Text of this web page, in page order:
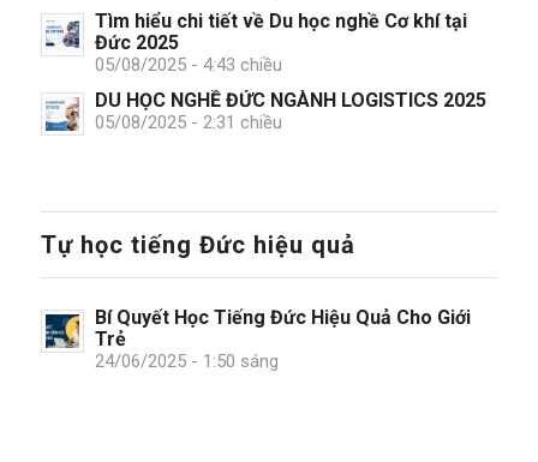
Tìm hiểu chi tiết về Du học nghề Cơ khí tại
Đức 2025
05/08/2025 - 4:43 chiều
DU HỌC NGHỀ ĐỨC NGÀNH LOGISTICS 2025
05/08/2025 - 2:31 chiều
Tự học tiếng Đức hiệu quả
Bí Quyết Học Tiếng Đức Hiệu Quả Cho Giới
Trẻ
24/06/2025 - 1:50 sáng